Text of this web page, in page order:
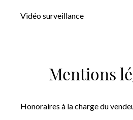
Vidéo surveillance
Mentions
Honoraires à la charge du